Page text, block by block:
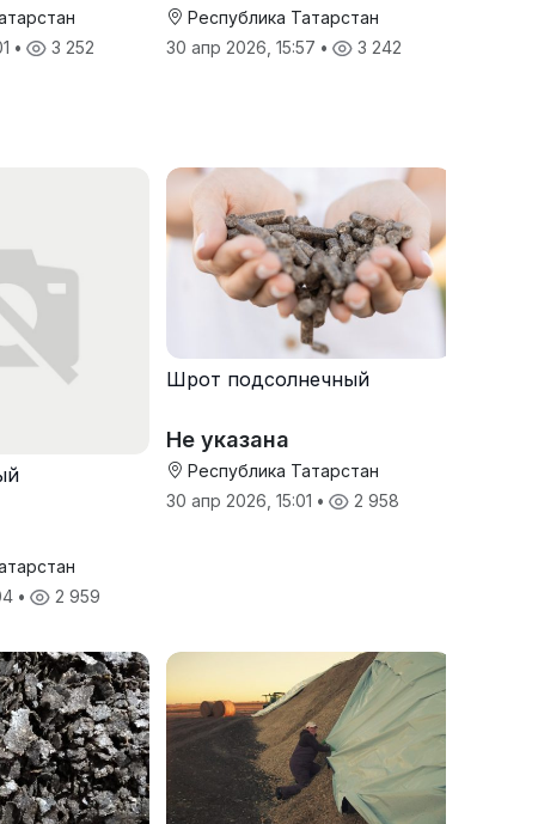
• 3 252
Республика Татарстан
30 апр 2026, 15:57 • 3 242
• 2 959
Шрот подсолнечный
Не указана
Республика Татарстан
30 апр 2026, 15:01 • 2 958